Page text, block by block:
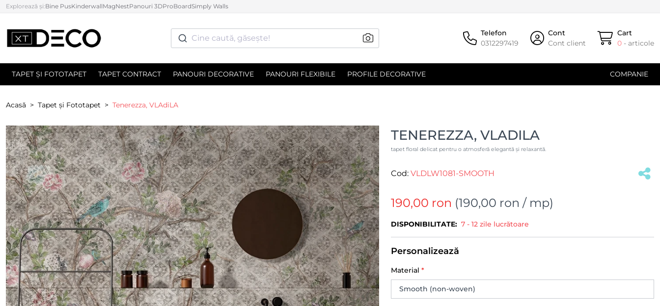
Explorează și:Bine PusKinderwallMagNestPanouri 3DProBoardSimply Walls
Cine caută, găsește!
Telefon
0312297419
Cont
Cont client
Cart
0 - articole
TAPET ȘI FOTOTAPET TAPET CONTRACT PANOURI DECORATIVE PANOURI FLEXIBILE PROFILE DECORATIVE COMPANIE
Acasă Tapet și Fototapet Tenerezza, VLAdiLA
TENEREZZA, VLADILA
tapet floral delicat pentru o atmosferă elegantă și relaxantă.
Cod: VLDLW1081-SMOOTH
190,00 ron (190,00 ron / mp)
DISPONIBILITATE: 7 - 12 zile lucrătoare
Personalizează
Material *